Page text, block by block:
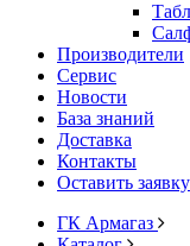
Производители
Сервис
Новости
База знаний
Доставка
Контакты
Оставить заявку
ГК Армагаз